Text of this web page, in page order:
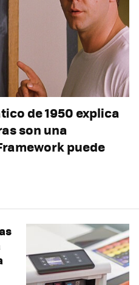
de 1950 explica
son una
puede